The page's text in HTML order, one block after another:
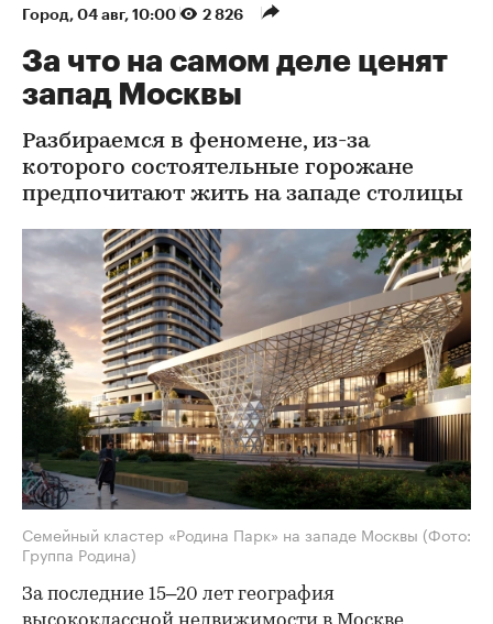
Город⁠, 04 авг, 10:00 2 826
За что на самом деле ценят
запад Москвы
Разбираемся в феномене, из-за
которого состоятельные горожане
предпочитают жить на западе столицы
Семейный кластер «Родина Парк» на западе Москвы (Фото:
Группа Родина)
За последние 15–20 лет география